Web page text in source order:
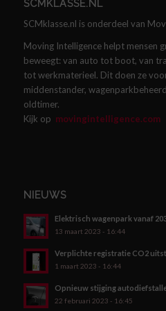
SCMKLASSE.NL
SCMklasse.nl is onderdeel van
Moving Intelligence helpt mensen
beweegt: van auto tot boot, van
tot werkmaterieel. Dit doen ze
middenstander,
oldtimer.
Kijk op movingintelligence.com
NIEUWS
Elektrisch wagenpark vanaf
13 maart 2023 - 16:44
Verplichte registratie CO2
1 maart 2023 - 16:44
Opnieuw stijging
22 februari 2023 - 16:45